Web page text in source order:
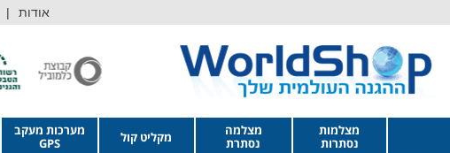
אודות
מצלמות
נסתרות
מצלמה
נסתרת
מקליט קול
מערכות מעקב
GPS